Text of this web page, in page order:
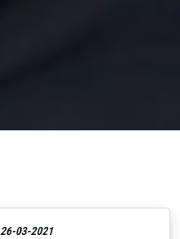
26-03-2021